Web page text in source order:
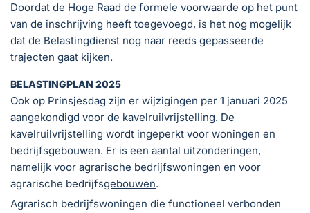
Doordat de Hoge Raad de formele voorwaarde op het punt
van de inschrijving heeft toegevoegd, is het nog mogelijk
dat de Belastingdienst nog naar reeds gepasseerde
trajecten gaat kijken.
BELASTINGPLAN 2025
Ook op Prinsjesdag zijn er wijzigingen per 1 januari 2025
aangekondigd voor de kavelruilvrijstelling. De
kavelruilvrijstelling wordt ingeperkt voor woningen en
bedrijfsgebouwen. Er is een aantal uitzonderingen,
namelijk voor agrarische bedrijfswoningen en voor
agrarische bedrijfsgebouwen.
Agrarisch bedrijfswoningen die functioneel verbonden